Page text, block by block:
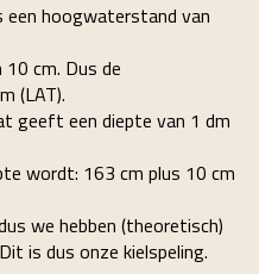
hoogwaterstand van
cm. Dus de
(LAT).
geeft een diepte van 1 dm
wordt: 163 cm plus 10 cm
we hebben (theoretisch)
is dus onze kielspeling.